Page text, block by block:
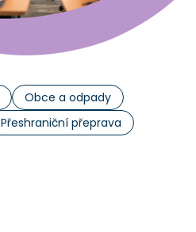
Obce a odpady
Přeshraniční přeprava